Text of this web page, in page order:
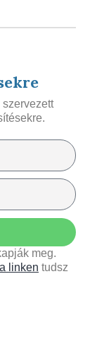
szervezett
meg.
linken tudsz